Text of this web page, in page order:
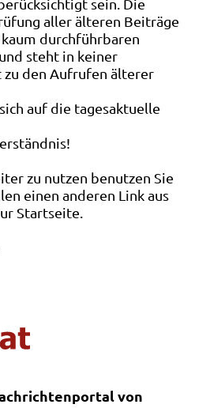
sein. Die
aller älteren Beiträge
durchführbaren
steht in keiner
den Aufrufen älterer
auf die tagesaktuelle
zu nutzen benutzen Sie
einen anderen Link aus
Startseite.
von